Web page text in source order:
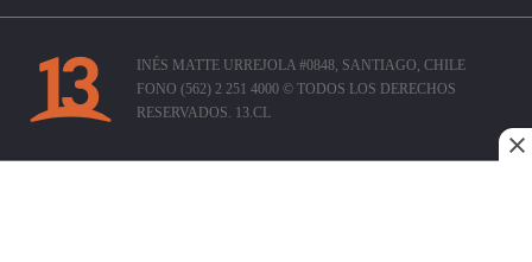
INÉS MATTE URREJOLA #0848, SANTIAGO, CHILE
FONO (562) 2 251 4000 © TODOS LOS DERECHOS
RESERVADOS. 13.CL